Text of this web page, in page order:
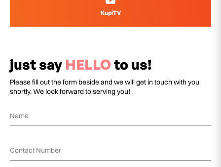
KupiTV
just say HELLOto us!
Please fill out the form beside and we will get in touch with you
shortly. We look forward to serving you!